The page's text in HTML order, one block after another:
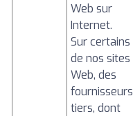
Web sur
Internet.
Sur certains
de nos sites
Web, des
fournisseurs
tiers, dont